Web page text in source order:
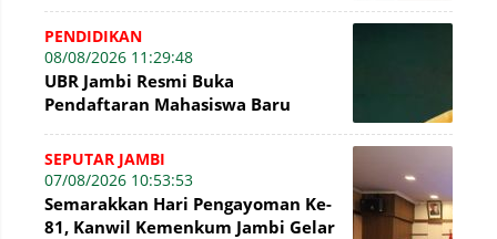
PENDIDIKAN
08/08/2026 11:29:48
UBR Jambi Resmi Buka
Pendaftaran Mahasiswa Baru
2026
SEPUTAR JAMBI
07/08/2026 10:53:53
Semarakkan Hari Pengayoman Ke-
81, Kanwil Kemenkum Jambi Gelar